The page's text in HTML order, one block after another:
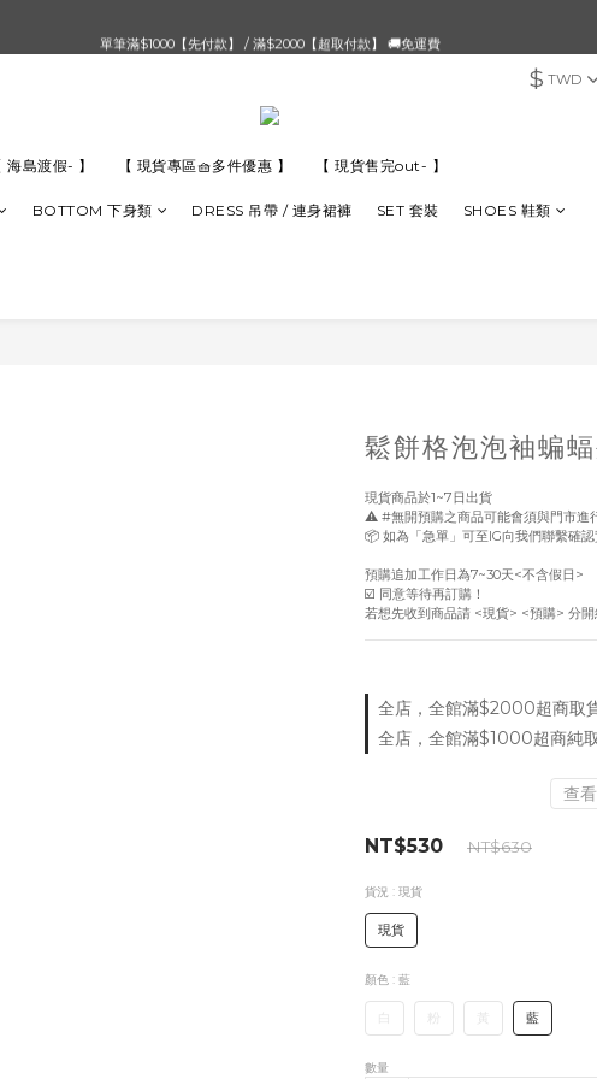
$ TWD
海島渡假- 】 【 現貨專區🧺多件優惠 】 【 現貨售完out- 】
BOTTOM 下身類 DRESS 吊帶 / 連身裙褲 SET 套裝 SHOES 鞋類
鬆餅格泡泡袖蝙
現貨商品於1~7日出貨
⚠️ #無開預購之商品可能會須與門市進
📦 如為「急單」可至IG向我們聯繫確認
預購追加工作日為7~30天<不含假日>
☑️ 同意等待再訂購！
若想先收到商品請 <現貨> <預購> 分開
全店，全館滿$2000超商取
全店，全館滿$1000超商純
查
NT$530 NT$630
貨況 : 現貨
現貨
顏色 : 藍
藍
數量